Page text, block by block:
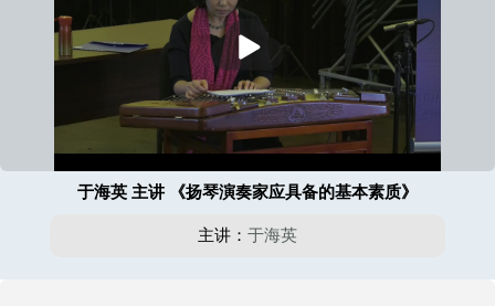
放
于海英 主讲 《扬琴演奏家应具备的基本素质》
主讲： 于海英